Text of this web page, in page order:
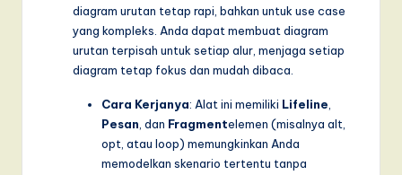
diagram urutan tetap rapi, bahkan untuk use case
yang kompleks. Anda dapat membuat diagram
urutan terpisah untuk setiap alur, menjaga setiap
diagram tetap fokus dan mudah dibaca.
Cara Kerjanya: Alat ini memiliki Lifeline
Pesan , dan Fragmentelemen (misalnya alt,
opt, atau loop) memungkinkan Anda
memodelkan skenario tertentu tanpa